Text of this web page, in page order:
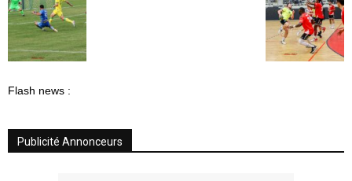
Flash news :
Publicité Annonceurs